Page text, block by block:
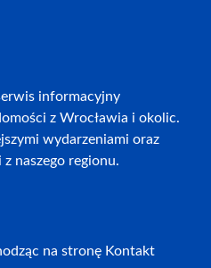
informacyjny
z Wrocławia i okolic.
wydarzeniami oraz
naszego regionu.
na stronę Kontakt